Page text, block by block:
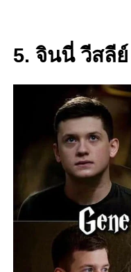
5. จินนี่ วีสลี